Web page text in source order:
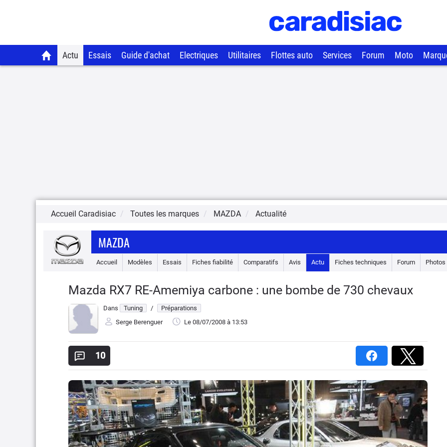
Actu Essais Guide d'achat Electriques Utilitaires Flottes auto Services Forum Moto
Accueil Caradisiac Toutes les marques MAZDA Actualité
MAZDA
Accueil Modèles Essais Fiches fiabilité Comparatifs Avis Actu Fiches techniques Forum Photos
Mazda RX7 RE-Amemiya carbone : une bombe de 730 chevaux
Dans Tuning /
Préparations
Serge Berenguer
Le 08/07/2008 à 13:53
10